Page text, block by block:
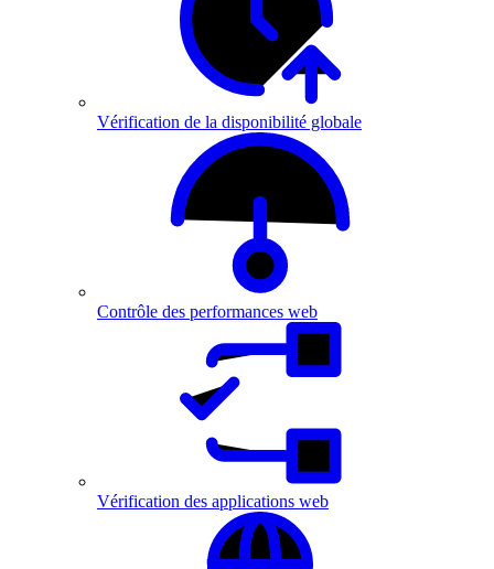
Vérification de la disponibilité globale
Contrôle des performances web
Vérification des applications web